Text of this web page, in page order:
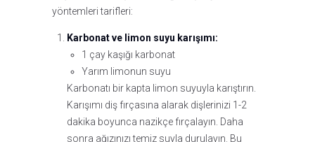
yöntemleri tarifleri:
Karbonat ve limon suyu karışımı:
1 çay kaşığı karbonat
Yarım limonun suyu
Karbonatı bir kapta limon suyuyla karıştırın.
Karışımı diş fırçasına alarak dişlerinizi 1-2
dakika boyunca nazikçe fırçalayın. Daha
sonra ağızınızı temiz suyla durulayın. Bu